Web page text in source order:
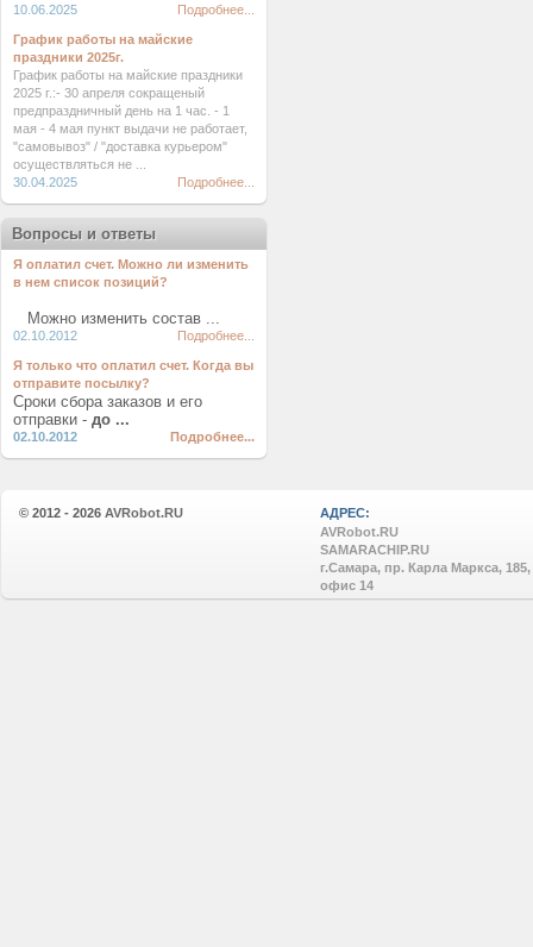
10.06.2025
Подробнее...
График работы на майские
праздники 2025г.
График работы на майские праздники
2025 г.:- 30 апреля сокращеный
предпраздничный день на 1 час. - 1
мая - 4 мая пункт выдачи не работает,
"самовывоз" / "доставка курьером"
осуществляться не ...
30.04.2025
Подробнее...
Вопросы и ответы
Я оплатил счет. Можно ли изменить
в нем список позиций?
Можно изменить состав ...
02.10.2012 Подробнее...
Я только что оплатил счет. Когда вы
отправите посылку?
Сроки сбора заказов и его
отправки - до ...
02.10.2012 Подробнее...
© 2012 - 2026 AVRobot.RU
АДРЕС:
AVRobot.RU
SAMARACHIP.RU
г.Самара, пр. Карла Маркса, 185,
офис 14